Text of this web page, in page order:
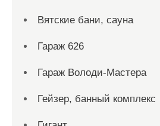
Вятские бани, сауна
Гараж 626
Гараж Володи-Мастера
Гейзер, банный комплекс